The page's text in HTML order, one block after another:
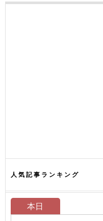
人気記事ランキング
本日